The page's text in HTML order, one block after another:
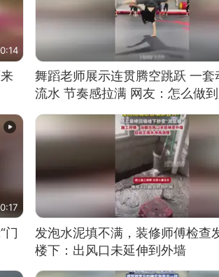
舞蹈老师展示连贯腾空跳跃 一套
流水 节奏感拉满 网友：怎么做
门
发泡水泥填不满，装修师傅检查
楼下：出风口未延伸到外墙